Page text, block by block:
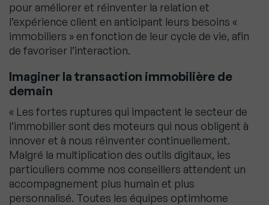
pour améliorer et réinventer la relation et
l’expérience client en anticipant leurs besoins «
immobiliers » en fonction de leur cycle de vie, afin
de favoriser l’interaction.
Imaginer la transaction immobilière de
demain
« Les fortes ruptures qui impactent le secteur de
l’immobilier sont des moteurs qui nous obligent à
innover et à nous réinventer continuellement.
Malgré la multiplication des outils digitaux, les
particuliers comme nos conseillers attendent un
accompagnement plus humain et plus
personnalisé. Toutes les équipes optimhome